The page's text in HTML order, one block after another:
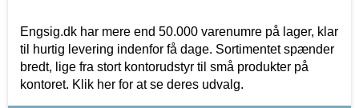
Engsig.dk har mere end 50.000 varenumre på lager, klar
til hurtig levering indenfor få dage. Sortimentet spænder
bredt, lige fra stort kontorudstyr til små produkter på
kontoret. Klik her for at se deres udvalg.